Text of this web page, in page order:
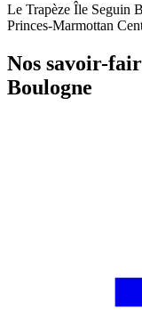
Le Trapèze Île Seguin
Princes-Marmottan
Nos savoir-
Boulogne